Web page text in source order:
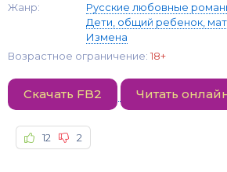
Жанр:
Русские любовные
Дети, общий ребенок,
Измена
Возрастное ограничение: 18+
Скачать FB2 Читать
12 2